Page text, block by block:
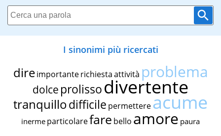
I sinonimi più ricercati
dire importante richiestaattività problema
dolce prolissodivertente
tranquillodifficile permettereacume
inerme particolarefare bello amore paura